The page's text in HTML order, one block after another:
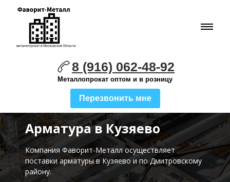
8 (916) 062-48-92
Металлопрокат оптом и в розницу
Перезвонить мне
Арматура в Кузяево
Компания Фаворит-Металл осуществляет
поставкиарматуры в Кузяево и по Дмитровскому
району.